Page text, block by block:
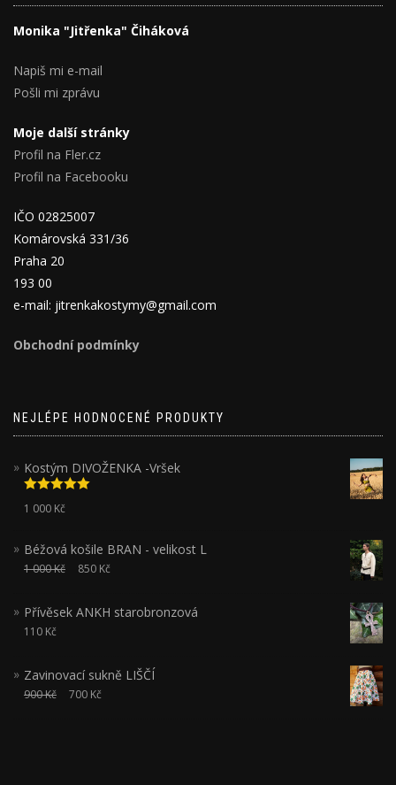
Monika "Jitřenka" Čiháková
Napiš mi e-mail
Pošli mi zprávu
Moje další stránky
Profil na Fler.cz
Profil na Facebooku
IČO 02825007
Komárovská 331/36
Praha 20
193 00
e-mail: jitrenkakostymy@gmail.com
Obchodní podmínky
NEJLÉPE HODNOCENÉ PRODUKTY
Kostým DIVOŽENKA -Vršek
Hodnocení
5.00z 5
1 000 Kč
Béžová košile BRAN - velikost L
1 000Kč 850 Kč
Přívěsek ANKH starobronzová
110 Kč
Zavinovací sukně LIŠČÍ
900Kč 700 Kč